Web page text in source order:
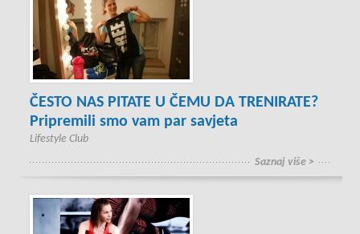
ČESTO NAS PITATE U ČEMU DA TRENIRATE?
Pripremili smo vam par savjeta
Lifestyle Club
Saznaj više >